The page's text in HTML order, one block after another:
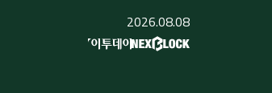
2026.08.08